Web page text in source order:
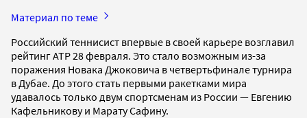
Материал по теме
Российский теннисист впервые в своей карьере возглавил
рейтинг ATP 28 февраля. Это стало возможным из-за
поражения Новака Джоковича в четвертьфинале турнира
в Дубае. До этого стать первыми ракетками мира
удавалось только двум спортсменам из России — Евгению
Кафельникову и Марату Сафину.